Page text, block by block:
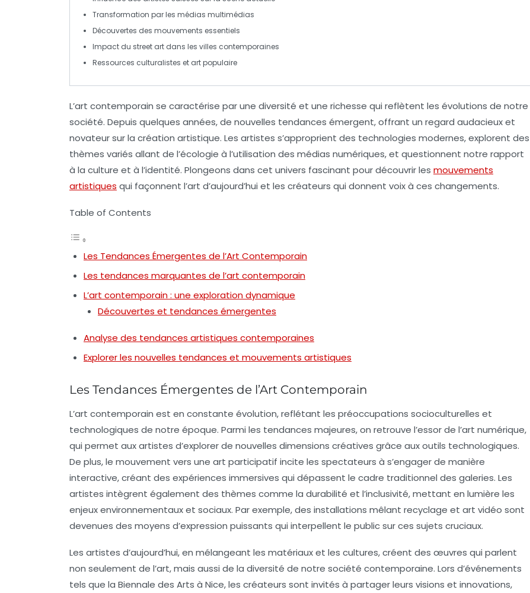
Transformation par les médias multimédias
Découvertes des mouvements essentiels
Impact du street art dans les villes contemporaines
Ressources culturalistes et art populaire
L’art contemporain se caractérise par une diversité et une richesse qui reflètent les évolutions de notre
société. Depuis quelques années, de nouvelles tendances émergent, offrant un regard audacieux et
novateur sur la création artistique. Les artistes s’approprient des technologies modernes, explorent des
thèmes variés allant de l’écologie à l’utilisation des médias numériques, et questionnent notre rapport
à la culture et à l’identité. Plongeons dans cet univers fascinant pour découvrir les mouvements
artistiques qui façonnent l’art d’aujourd’hui et les créateurs qui donnent voix à ces changements.
Table of Contents
Les Tendances Émergentes de l’Art Contemporain
Les tendances marquantes de l’art contemporain
L’art contemporain : une exploration dynamique
Découvertes et tendances émergentes
Analyse des tendances artistiques contemporaines
Explorer les nouvelles tendances et mouvements artistiques
Les Tendances Émergentes de l’Art Contemporain
L’art contemporain est en constante évolution, reflétant les préoccupations socioculturelles et
technologiques de notre époque. Parmi les tendances majeures, on retrouve l’essor de l’art numérique,
qui permet aux artistes d’explorer de nouvelles dimensions créatives grâce aux outils technologiques.
De plus, le mouvement vers une art participatif incite les spectateurs à s’engager de manière
interactive, créant des expériences immersives qui dépassent le cadre traditionnel des galeries. Les
artistes intègrent également des thèmes comme la durabilité et l’inclusivité, mettant en lumière les
enjeux environnementaux et sociaux. Par exemple, des installations mêlant recyclage et art vidéo sont
devenues des moyens d’expression puissants qui interpellent le public sur ces sujets cruciaux.
Les artistes d’aujourd’hui, en mélangeant les matériaux et les cultures, créent des œuvres qui parlent
non seulement de l’art, mais aussi de la diversité de notre société contemporaine. Lors d’événements
tels que la Biennale des Arts à Nice, les créateurs sont invités à partager leurs visions et innovations,